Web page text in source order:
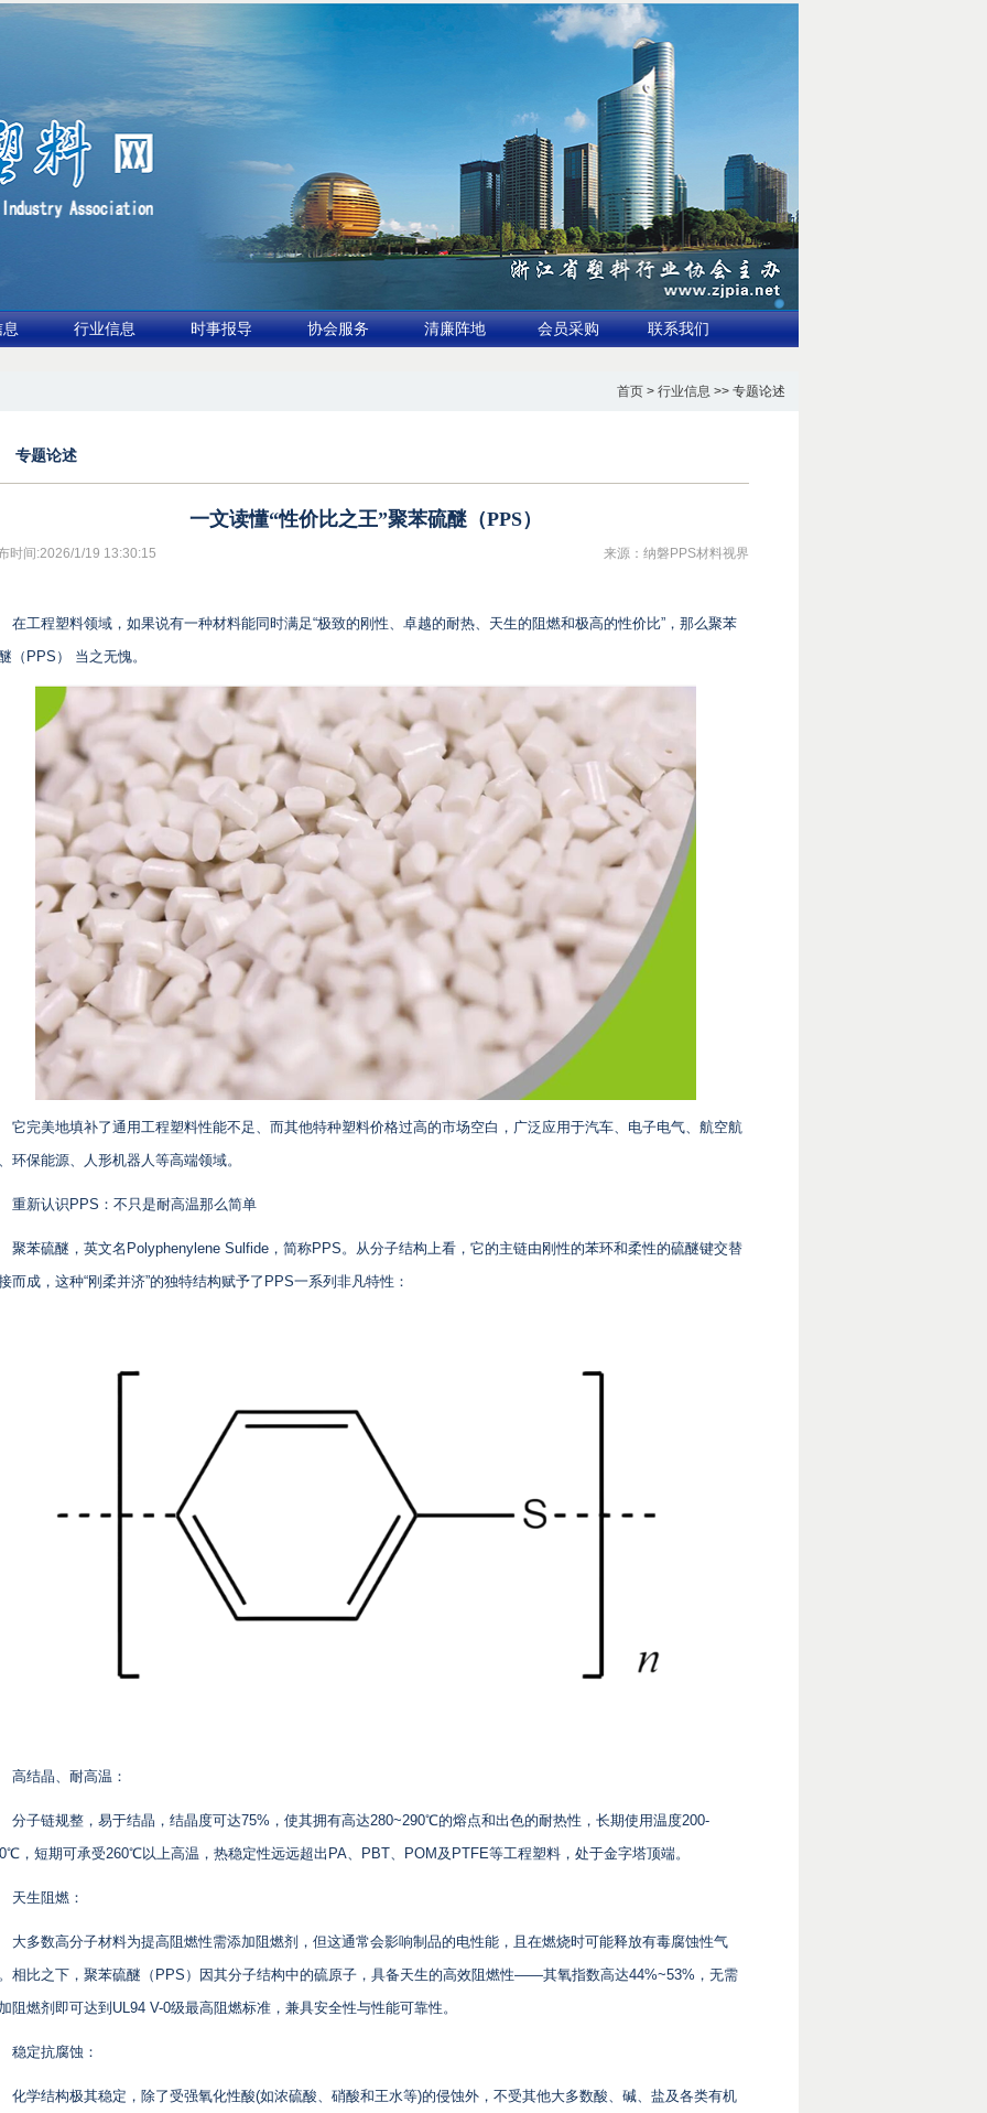
息 行业信息 时事报导 协会服务 清廉阵地 会员采购 联系我们
首页> 行业信息 >> 专题论述
专题论述
一文读懂“性价比之王”聚苯硫醚（PPS）
时间:2026/1/19 13:30:15 来源：纳磐PPS材料视界
在工程塑料领域，如果说有一种材料能同时满足“极致的刚性、卓越的耐热、天生的阻燃和极高的性价比”，那么聚苯
（PPS） 当之无愧。
它完美地填补了通用工程塑料性能不足、而其他特种塑料价格过高的市场空白，广泛应用于汽车、电子电气、航空航
环保能源、人形机器人等高端领域。
重新认识PPS：不只是耐高温那么简单
聚苯硫醚，英文名Polyphenylene Sulfide，简称PPS。从分子结构上看，它的主链由刚性的苯环和柔性的硫醚键交替
而成，这种“刚柔并济”的独特结构赋予了PPS一系列非凡特性：
高结晶、耐高温：
分子链规整，易于结晶，结晶度可达75%，使其拥有高达280~290℃的熔点和出色的耐热性，长期使用温度200-
，短期可承受260℃以上高温，热稳定性远远超出PA、PBT、POM及PTFE等工程塑料，处于金字塔顶端。
天生阻燃：
大多数高分子材料为提高阻燃性需添加阻燃剂，但这通常会影响制品的电性能，且在燃烧时可能释放有毒腐蚀性气
相比之下，聚苯硫醚（PPS）因其分子结构中的硫原子，具备天生的高效阻燃性——其氧指数高达44%~53%，无需
阻燃剂即可达到UL94 V-0级最高阻燃标准，兼具安全性与性能可靠性。
稳定抗腐蚀：
化学结构极其稳定，除了受强氧化性酸(如浓硫酸、硝酸和王水等)的侵蚀外，不受其他大多数酸、碱、盐及各类有机